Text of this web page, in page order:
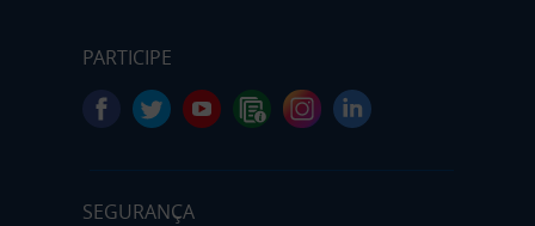
PARTICIPE
SEGURANÇA